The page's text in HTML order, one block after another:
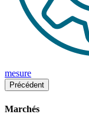
mesure
Précédent
Marchés